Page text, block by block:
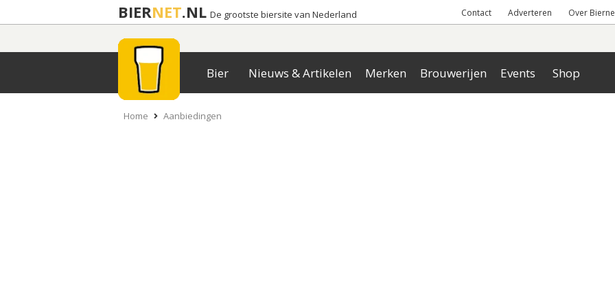
BIERNET.NL De grootste biersite van Nederland Contact Adverteren Over
Bier Nieuws & Artikelen Merken Brouwerijen Events Shop
Home Aanbiedingen